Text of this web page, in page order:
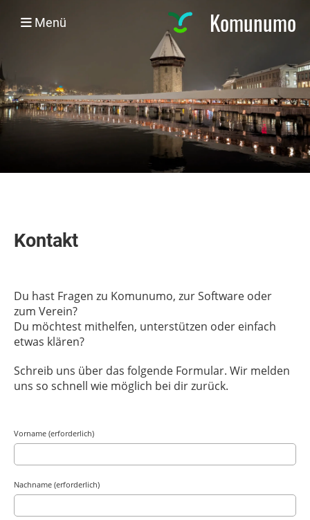
Komunumo
Menü
Kontakt
Du hast Fragen zu Komunumo, zur Software oder
zum Verein?
Du möchtest mithelfen, unterstützen oder einfach
etwas klären?
Schreib uns über das folgende Formular. Wir melden
uns so schnell wie möglich bei dir zurück.
Vorname (erforderlich)
Nachname (erforderlich)